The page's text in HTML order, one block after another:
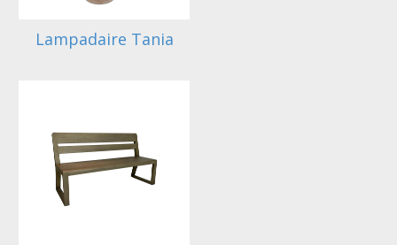
Lampadaire Tania